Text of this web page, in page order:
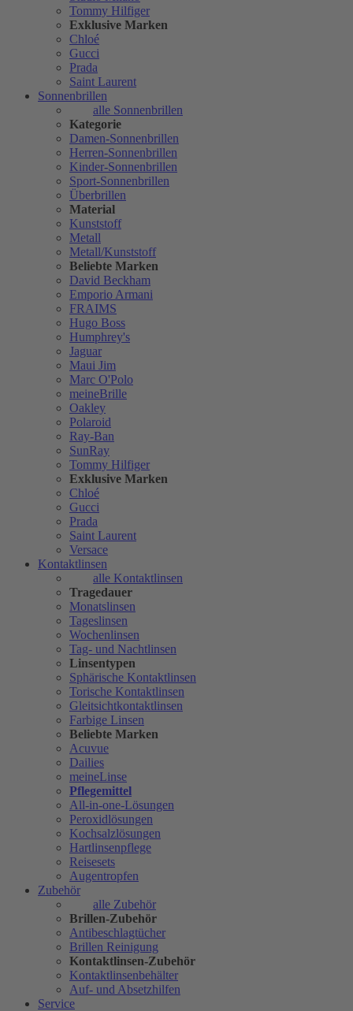
Tommy Hilfiger
Exklusive Marken
Chloé
Gucci
Prada
Saint Laurent
Sonnenbrillen
alle Sonnenbrillen
Kategorie
Damen-Sonnenbrillen
Herren-Sonnenbrillen
Kinder-Sonnenbrillen
Sport-Sonnenbrillen
Überbrillen
Material
Kunststoff
Metall
Metall/Kunststoff
Beliebte Marken
David Beckham
Emporio Armani
FRAIMS
Hugo Boss
Humphrey's
Jaguar
Maui Jim
Marc O'Polo
meineBrille
Oakley
Polaroid
Ray-Ban
SunRay
Tommy Hilfiger
Exklusive Marken
Chloé
Gucci
Prada
Saint Laurent
Versace
Kontaktlinsen
alle Kontaktlinsen
Tragedauer
Monatslinsen
Tageslinsen
Wochenlinsen
Tag- und Nachtlinsen
Linsentypen
Sphärische Kontaktlinsen
Torische Kontaktlinsen
Gleitsichtkontaktlinsen
Farbige Linsen
Beliebte Marken
Acuvue
Dailies
meineLinse
Pflegemittel
All-in-one-Lösungen
Peroxidlösungen
Kochsalzlösungen
Hartlinsenpflege
Reisesets
Augentropfen
Zubehör
alle Zubehör
Brillen-Zubehör
Antibeschlagtücher
Brillen Reinigung
Kontaktlinsen-Zubehör
Kontaktlinsenbehälter
Auf- und Absetzhilfen
Service